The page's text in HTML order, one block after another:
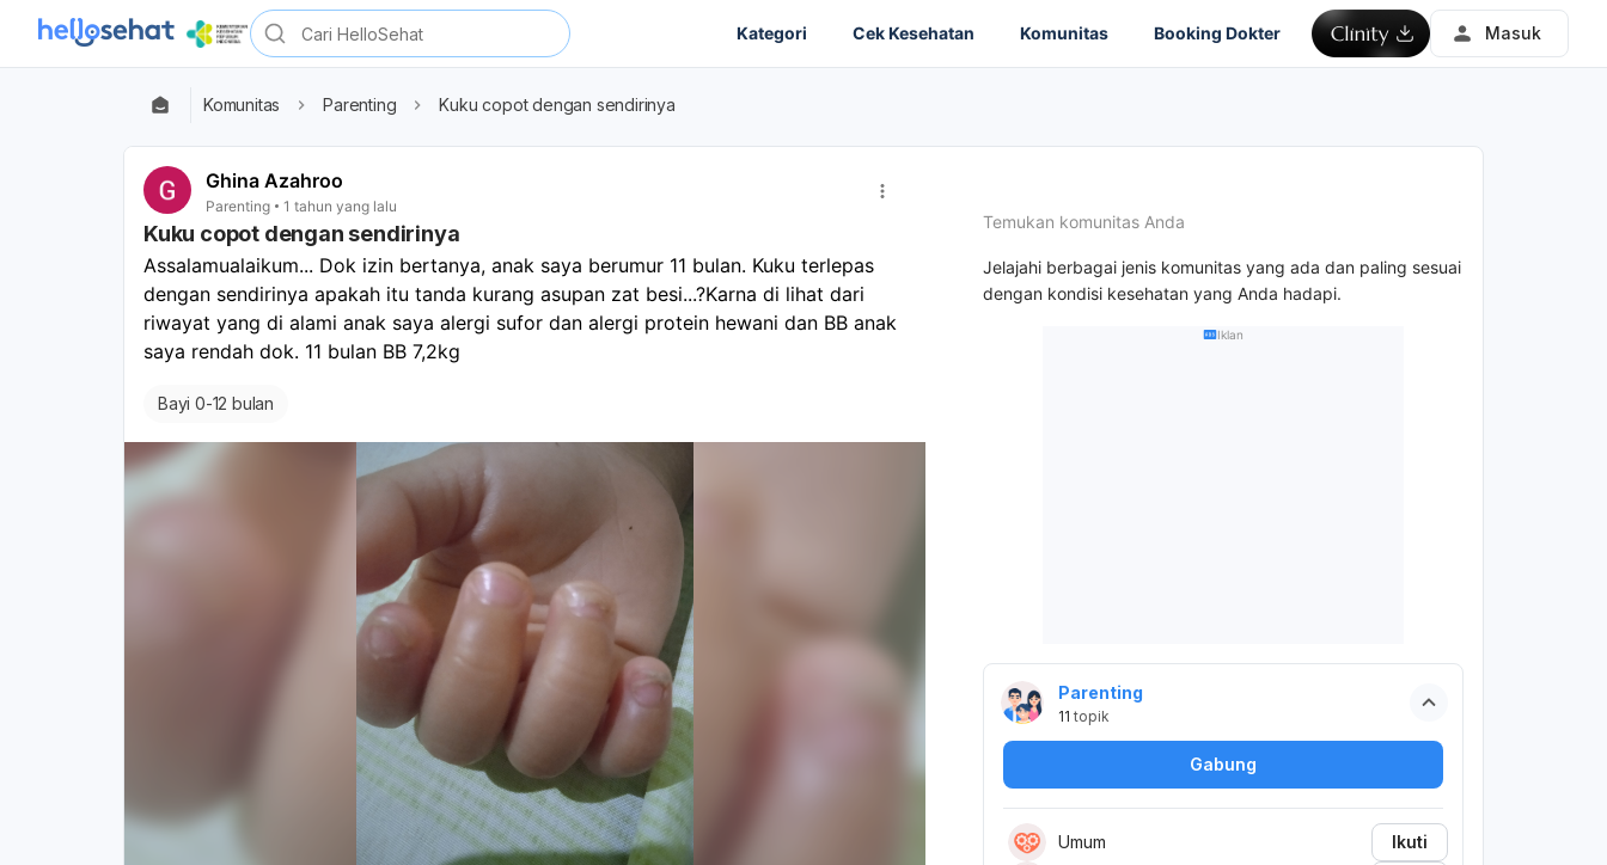
Kategori Cek Kesehatan Komunitas Booking Dokter Masuk
Komunitas Parenting Kuku copot dengan sendirinya
Ghina Azahroo
Parenting 1 tahun yang lalu
Kuku copot dengan sendirinya
Assalamualaikum... Dok izin bertanya, anak saya berumur 11 bulan. Kuku terlepas
dengan sendirinya apakah itu tanda kurang asupan zat besi...?Karna di lihat dari
riwayat yang di alami anak saya alergi sufor dan alergi protein hewani dan BB anak
saya rendah dok. 11 bulan BB 7,2kg
Bayi 0-12 bulan
Temukan komunitas Anda
Jelajahi berbagai jenis komunitas yang ada dan paling sesuai
dengan kondisi kesehatan yang Anda hadapi.
Iklan
Parenting
11 topik
Gabung
Umum
Ikuti